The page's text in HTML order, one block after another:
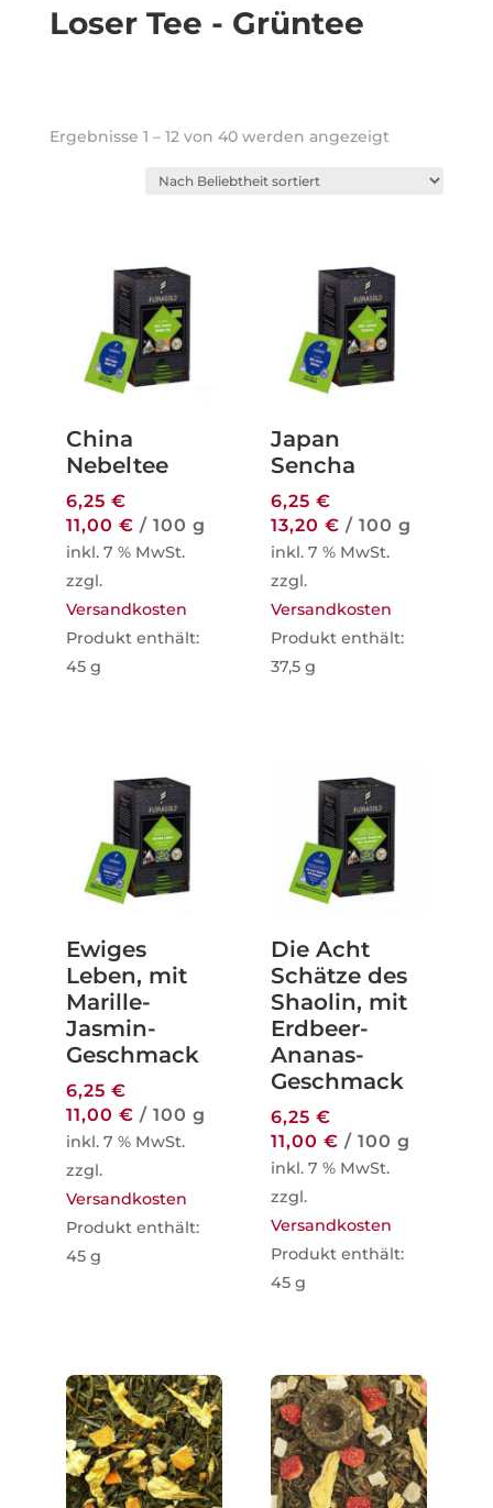
Loser Tee - Grüntee
Ergebnisse 1 – 12 von 40 werden angezeigtNach
China
Nebeltee
6,25 €
11,00 € / 100 g
inkl. 7 % MwSt.
zzgl.
Versandkosten
Produkt enthält:
45 g
Japan
Sencha
6,25€
13,20€ /100 g
inkl. 7 % MwSt.
zzgl.
Versandkosten
Produkt enthält:
37,5g
Ewiges
Leben, mit
Marille-
Jasmin-
Geschmack
6,25 €
11,00 € / 100 g
inkl. 7 % MwSt.
zzgl.
Versandkosten
Produkt enthält:
45 g
Die Acht
Schätze des
Shaolin, mit
Erdbeer-
Ananas-
Geschmack
6,25€
11,00€ /100 g
inkl. 7 % MwSt.
zzgl.
Versandkosten
Produkt enthält:
45g